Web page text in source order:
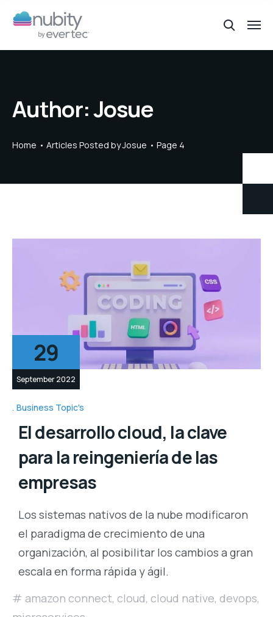
Author:Josue
Home Articles Posted by Josue Page 4
29
September 2022
Business Topic's
El desarrollo cloud, la clave
para la reingeniería de las
empresas
Los sistemas nativos de la nube modificaron
el paradigma de crecimiento de una
organización, al posibilitar los cambios a gran
escala en forma rápida y ágil.
amazon connect, cloud, cloud native, devops,